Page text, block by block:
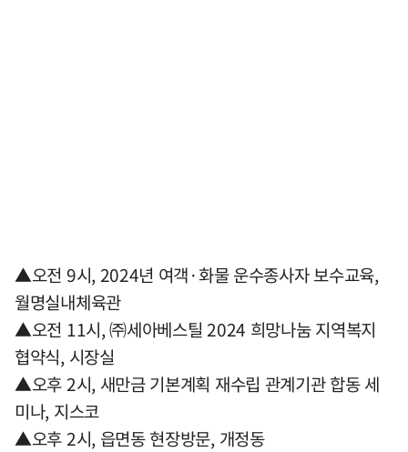
▲오전 9시, 2024년 여객·화물 운수종사자 보수교육,
월명실내체육관
▲오전 11시, ㈜세아베스틸 2024 희망나눔 지역복지
협약식, 시장실
▲오후 2시, 새만금 기본계획 재수립 관계기관 합동 세
미나, 지스코
▲오후 2시, 읍면동 현장방문, 개정동